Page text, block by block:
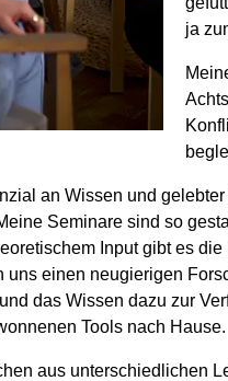
ja
an Wissen und
Seminare sind so
Input gibt es
einen neugierigen
das Wissen dazu zur
Tools nach Hause.
aus unterschiedlichen